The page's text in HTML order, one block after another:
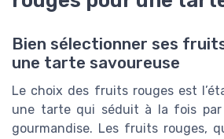
Bien sélectionner ses
une tarte savoureuse
Le choix des fruits rouges est
une tarte qui séduit à la fois
gourmandise. Les fruits rouges,